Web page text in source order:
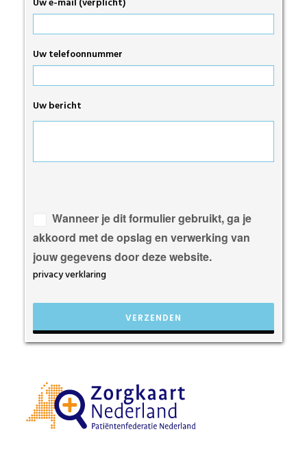
Uw telefoonnummer
Uw bericht
leeg
te
laten.
Wanneer je dit formulier gebruikt, ga je
akkoord met de opslag en verwerking van
jouw gegevens door deze website.
privacy verklaring